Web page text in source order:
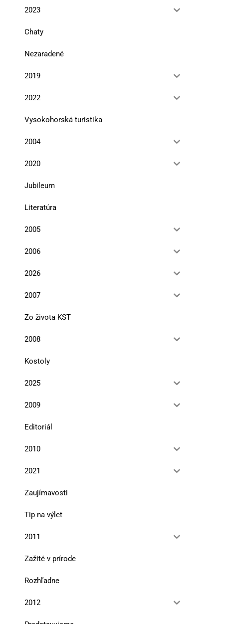
V tieni hôr Zvolenská kotlina Údolie Blhu a
2023
Chaty
Nezaradené
2019
2022
Vysokohorská turistika
2004
2020
Jubileum
Literatúra
2005
2006
2026
2007
Zo života KST
2008
Kostoly
2025
2009
Editoriál
2010
2021
Zaujímavosti
Tip na výlet
2011
Zažité v prírode
Rozhľadne
2012